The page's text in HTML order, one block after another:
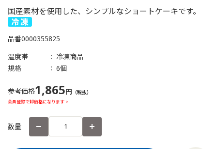
国産素材を使用した、シンプルなショートケーキです。
品番0000355825
温度帯
冷凍商品
規格
6個
参考価格1,865円 （税抜）
会員登録で卸価格になります >
数量